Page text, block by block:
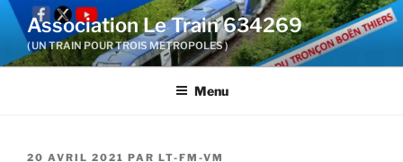
Aller
contenu
Association Le Train 634269
( UN TRAIN POUR TROIS METROPOLES )
Menu
PUBLIÉ
20 AVRIL 2021 PAR LT-FM-VM